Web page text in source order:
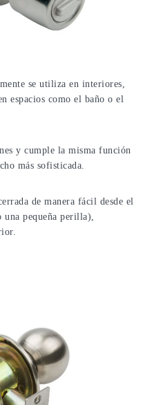
se utiliza en interiores,
espacios como el baño o el
y cumple la misma función
más sofisticada.
de manera fácil desde el
pequeña perilla),